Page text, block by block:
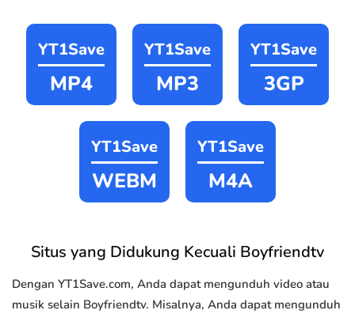
YT1Save
MP4
YT1Save
MP3
YT1Save
3GP
YT1Save
WEBM
YT1Save
M4A
Situs yang Didukung Kecuali Boyfriendtv
Dengan YT1Save.com, Anda dapat mengunduh video atau
musik selain Boyfriendtv. Misalnya, Anda dapat mengunduh